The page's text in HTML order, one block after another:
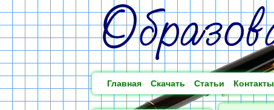
Главная Скачать Статьи Контакты